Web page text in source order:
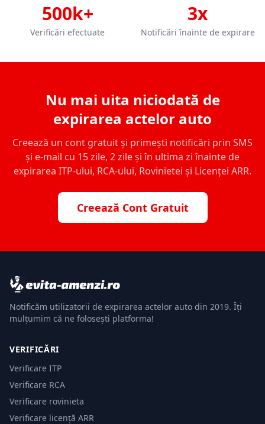
500k+
Verificări efectuate
3x
Notificări înainte de expirare
Nu mai uita niciodată de
expirarea actelor auto
Creează un cont gratuit și primești notificări prin SMS
și e-mail cu 15 zile, 2 zile și în ultima zi înainte de
expirarea ITP-ului, RCA-ului, Rovinietei și Licenței ARR.
Creează Cont Gratuit
Notificăm utilizatorii de expirarea actelor auto din 2019. Îți
mulțumim că ne folosești platforma!
VERIFICĂRI
Verificare ITP
Verificare RCA
Verificare rovinieta
Verificare licență ARR